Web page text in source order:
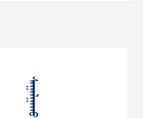
ᠰᠠᠭᠠᠯᠭᠠᠬᠤ